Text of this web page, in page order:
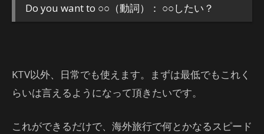
Do you want to ○○（動詞）： ○○したい？
KTV以外、日常でも使えます。まずは最低でもこれく
らいは言えるようになって頂きたいです。
これができるだけで、海外旅行で何とかなるスピード